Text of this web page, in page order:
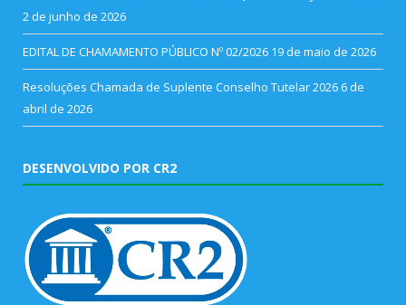
2 de junho de 2026
EDITAL DE CHAMAMENTO PÚBLICO Nº 02/2026 19 de maio de 2026
Resoluções Chamada de Suplente Conselho Tutelar 2026 6 de
abril de 2026
DESENVOLVIDO POR CR2